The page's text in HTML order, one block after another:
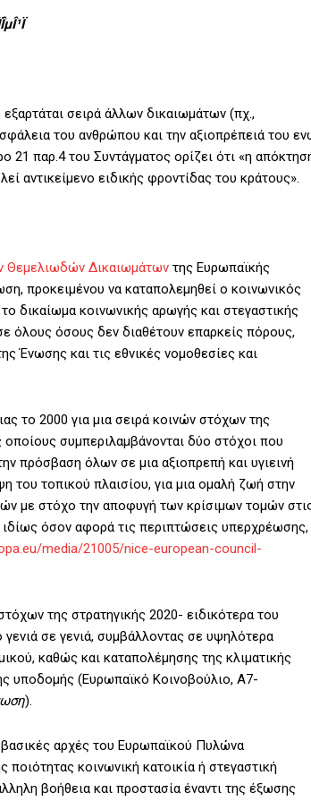
σειρά άλλων δικαιωμάτων (πχ.,
του ανθρώπου και την αξιοπρέπειά του
21 παρ.4 του Συντάγματος ορίζει ότι «η
αντικείμενο ειδικής φροντίδας του κράτους».
Θεμελιωδών Δικαιωμάτων της Ευρωπαϊκής
προκειμένου να καταπολεμηθεί ο κοινωνικός
δικαίωμα κοινωνικής αρωγής και στεγαστικής
όλους όσους δεν διαθέτουν επαρκείς πόρους,
Ένωσης και τις εθνικές νομοθεσίες και
το 2000 για μια σειρά κοινών στόχων της
συμπεριλαμβάνονται δύο στόχοι που
πρόσβαση όλων σε μια αξιοπρεπή και υγιεινή
του τοπικού πλαισίου, για μια ομαλή ζωή στην
με στόχο την αποφυγή των κρίσιμων τομών
όσον αφορά τις περιπτώσεις υπερχρέωσης,
media/21005/nice-european-council-
της στρατηγικής 2020- ειδικότερα του
σε γενιά, συμβάλλοντας σε υψηλότερα
καθώς και καταπολέμησης της κλιματικής
υποδομής (Ευρωπαϊκό Κοινοβούλιο, Α7-
).
αρχές του Ευρωπαϊκού Πυλώνα
κοινωνική κατοικία ή στεγαστική
βοήθεια και προστασία έναντι της έξωσης